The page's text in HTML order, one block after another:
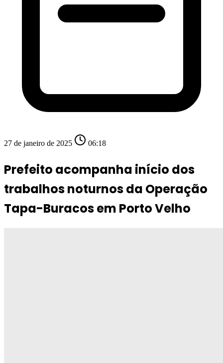
27 de janeiro de 2025 06:18
Prefeito acompanha início dos
trabalhos noturnos da Operação
Tapa-Buracos em Porto Velho